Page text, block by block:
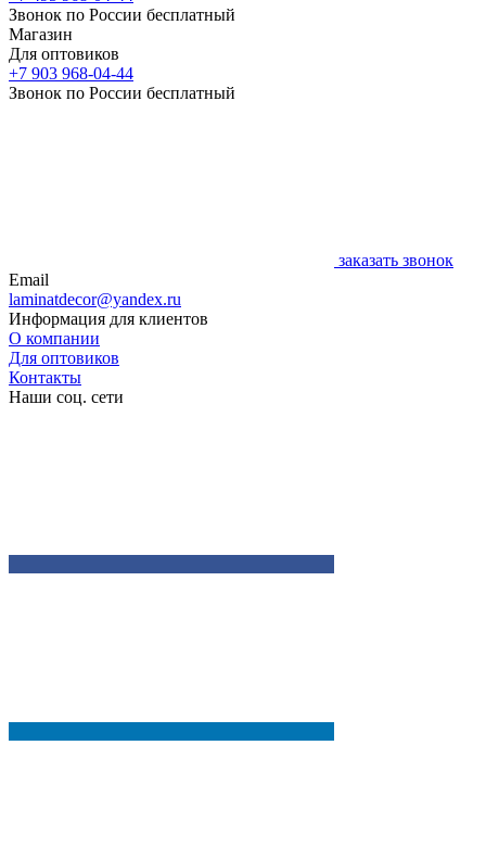
Звонок по России бесплатный
Магазин
Для оптовиков
+7 903 968-04-44
Звонок по России бесплатный
заказать звонок
Email
laminatdecor@yandex.ru
Информация для клиентов
О компании
Для оптовиков
Контакты
Наши соц. сети